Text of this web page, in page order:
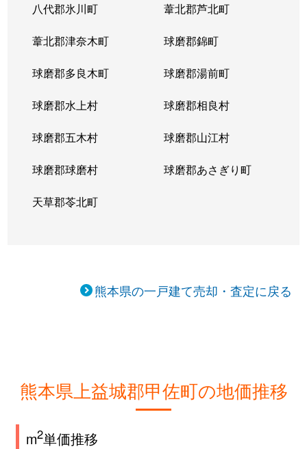
八代郡氷川町 葦北郡芦北町
葦北郡津奈木町 球磨郡錦町
球磨郡多良木町 球磨郡湯前町
球磨郡水上村 球磨郡相良村
球磨郡五木村 球磨郡山江村
球磨郡球磨村 球磨郡あさぎり町
天草郡苓北町
熊本県の一戸建て売却・査定に戻る
熊本県上益城郡甲佐町の地価推移
m2単価推移